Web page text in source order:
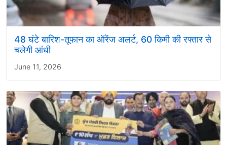
48 घंटे बारिश-तूफान का ऑरेंज अलर्ट, 60 किमी की रफ्तार से
चलेगी आंधी
June 11, 2026